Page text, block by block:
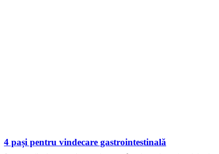
4 pași pentru vindecare gastrointestinală